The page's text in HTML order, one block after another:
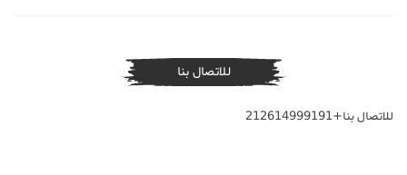
للاتصال بنا
للاتصال بنا+212614999191